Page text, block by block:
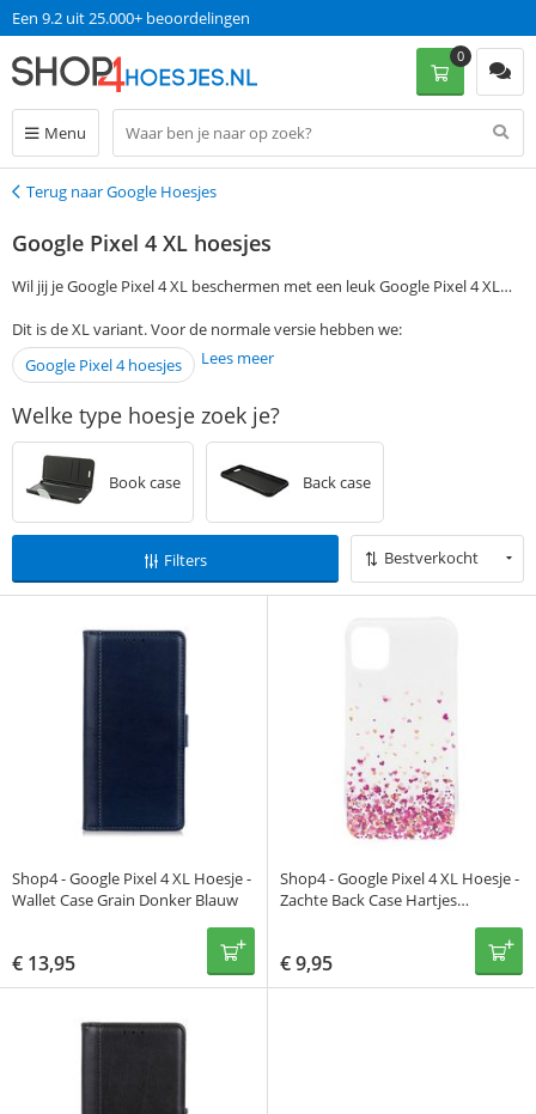
Een 9.2 uit 25.000+ beoordelingen
Menu
0
Terug
Terug naar Google Hoesjes
Google Pixel 4 XL hoesjes
Wil jij je Google Pixel 4 XL beschermen met een leuk Google Pixel 4 XL
de linkerkant van de pagina en vind gemakkelijk een passende Google
Pixel 4 XL case. Als je op werkdagen voor 13:00 een bestelling plaatst,
verzendkosten bezorgd.
Dit is de XL variant. Voor de normale versie hebben we:
Google Pixel 4 hoesjes
Lees meer
Welke type hoesje zoek je?
Book case Back case
Filters Bestverkocht
Shop4 - Google Pixel 4 XL Hoesje -
Wallet Case Grain Donker Blauw
€ 13,95
Shop4 - Google Pixel 4 XL Hoesje -
Zachte Back Case Hartjes
€9,95